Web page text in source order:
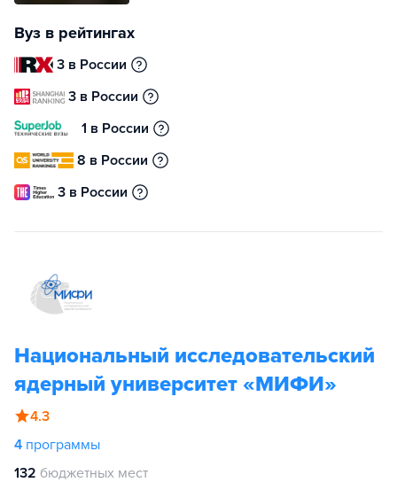
Вуз в рейтингах
3 в России
3 в России
1 в России
8 в России
3 в России
Национальный исследовательский
ядерный университет «МИФИ»
4.3
4 программы
132 бюджетных мест